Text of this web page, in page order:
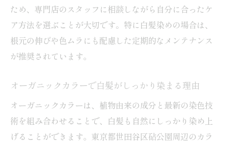
ため、専門店のスタッフに相談しながら自分に合ったケ
ア方法を選ぶことが大切です。特に白髪染めの場合は、
根元の伸びや色ムラにも配慮した定期的なメンテナンス
が推奨されています。
オーガニックカラーで白髪がしっかり染まる理由
オーガニックカラーは、植物由来の成分と最新の染色技
術を組み合わせることで、白髪も自然にしっかり染め上
げることができます。東京都世田谷区砧公園周辺のカラ